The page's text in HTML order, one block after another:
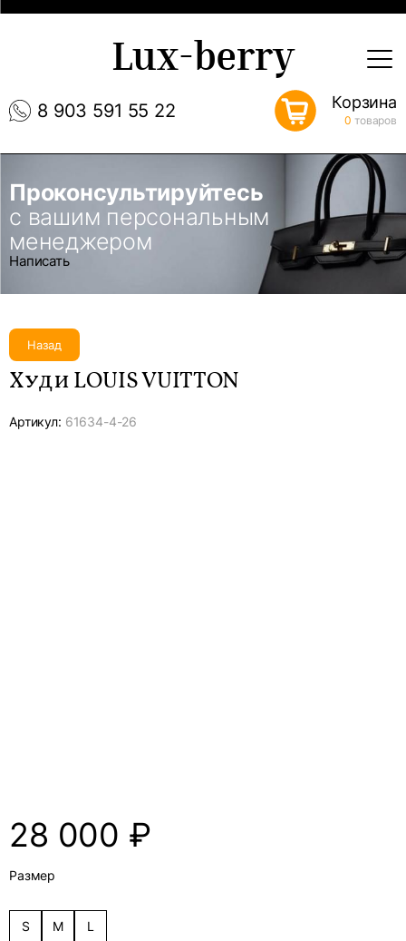
8 903 591 55 22
Lux-berry
Корзина
0 товаров
Проконсультируйтесь
с вашим персональным
менеджером
Написать
Назад
Худи LOUIS VUITTON
Артикул: 61634-4-26
28 000 ₽
Размер
S M L